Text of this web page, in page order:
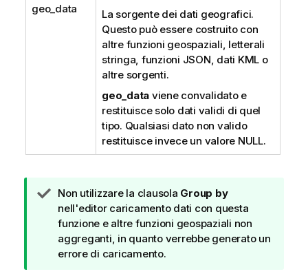
geo_data
La sorgente dei dati geografici.
Questo può essere costruito con
altre funzioni geospaziali, letterali
stringa, funzioni JSON, dati KML o
altre sorgenti.
geo_data viene convalidato e
restituisce solo dati validi di quel
tipo. Qualsiasi dato non valido
restituisce invece un valore NULL.
N
o
t
a
d
Non utilizzare la clausola Group by
nell'editor caricamento dati con questa
funzione e altre funzioni geospaziali non
aggreganti, in quanto verrebbe generato un
errore di caricamento.